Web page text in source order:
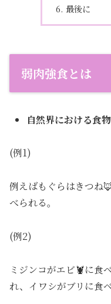
最後に
弱肉強食とは
自然界における食
(例1)
例えばもぐらはきつね
べられる。
(例2)
ミジンコがエビ🦞に食
れ、イワシがブリに食